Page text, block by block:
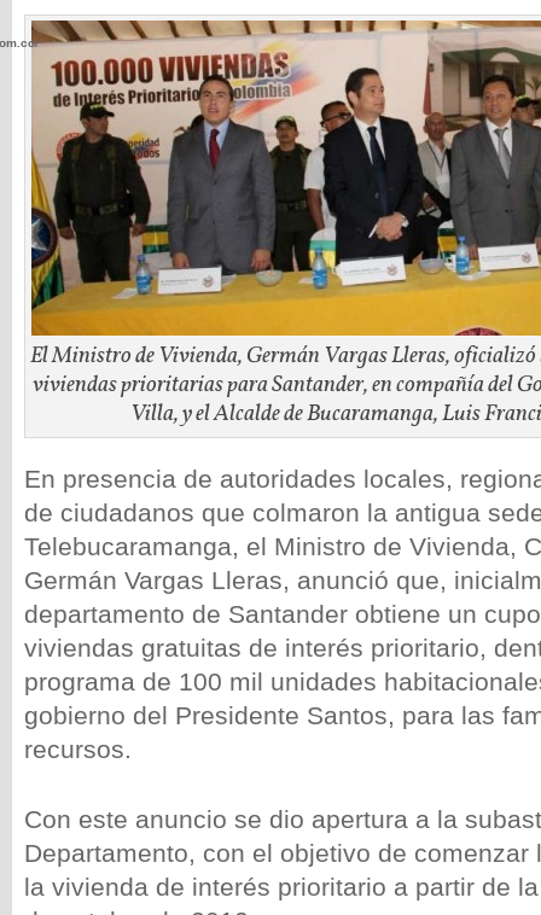
El Ministro de Vivienda, Germán Vargas Lleras, oficializó
viviendas prioritarias para Santander, en compañía del
Villa, y el Alcalde de Bucaramanga, Luis
En presencia de autoridades locales,
de ciudadanos que colmaron la antigua
Telebucaramanga, el Ministro de Vivienda,
Germán Vargas Lleras, anunció que,
departamento de Santander obtiene un
viviendas gratuitas de interés prioritario,
programa de 100 mil unidades
gobierno del Presidente Santos, para las
recursos.
Con este anuncio se dio apertura a la
Departamento, con el objetivo de comenzar
la vivienda de interés prioritario a partir de
wp-
wp-